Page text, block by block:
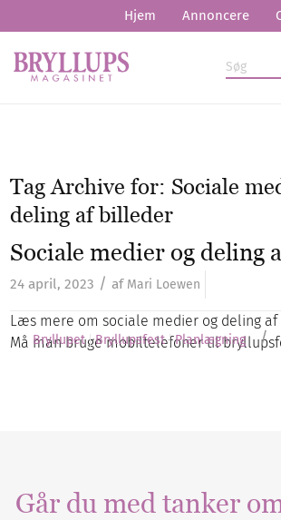
Hjem Annoncere
Tag Archive for: Sociale
deling af billeder
Sociale medier og deling
24 april, 2023 / af Mari Loewen
Læs mere om sociale medier og deling
Må man bruge mobiltelefoner til
Bryllupet Bryllupsfest Planlægning /
Går du med tanker